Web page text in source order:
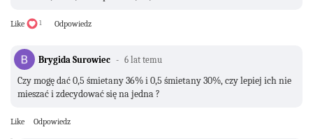
Like 1 Odpowiedz
Brygida Surowiec 6 lat temu
Czy mogę dać 0,5 śmietany 36% i 0,5 śmietany 30%, czy lepiej ich nie
mieszać i zdecydować się na jedna ?
Like Odpowiedz